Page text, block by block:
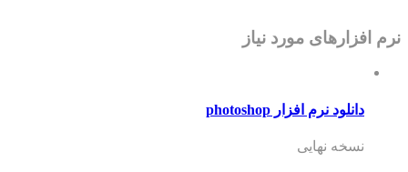
نرم افزارهای مورد نیاز
دانلود نرم افزار photoshop
نسخه نهایی